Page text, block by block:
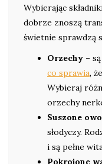
Wybierając
dobrze znoszą
świetnie sprawdzą
Orzechy –
co sprawia,
Wybieraj
orzechy
Suszone
słodyczy.
i są pełne
Pokrojone